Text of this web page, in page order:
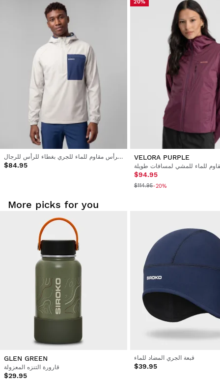
جرّب منتجاتنا براحة في منزلك. لديك 30 أيام من تاريخ التسليم لإرجاع
من حسابك، يمكنك إرجاع منتج من طلبك بسهولة وسرعة.
ابتداءً من $9.95
جاكيت رجالي بغطاء للرأس مقاوم للماء للجري بغطاء للرأس للرجال
$84.95
20%
VELORA PURPLE
$94.95
$114.95-20%
More picks for you
GLEN GREEN
قارورة التنزه المعزولة
$29.95
قبعة الجري المضاد للماء
$39.95